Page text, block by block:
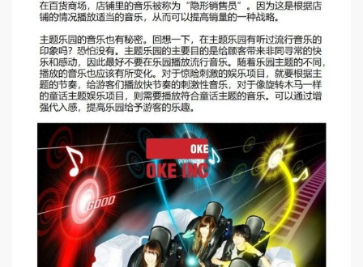
联系我们